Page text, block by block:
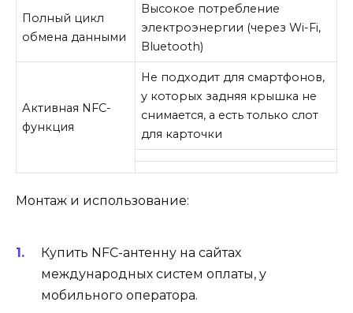
Полный цикл
обмена данными
Высокое потребление
электроэнергии (через Wi-Fi,
Bluetooth)
Активная NFC-
функция
Не подходит для смартфонов,
у которых задняя крышка не
снимается, а есть только слот
для карточки
Монтаж и использование:
Купить NFC-антенну на сайтах
международных систем оплаты, у
мобильного оператора.